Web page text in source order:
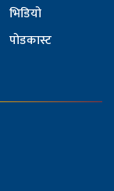
भिडियो
पोडकास्ट